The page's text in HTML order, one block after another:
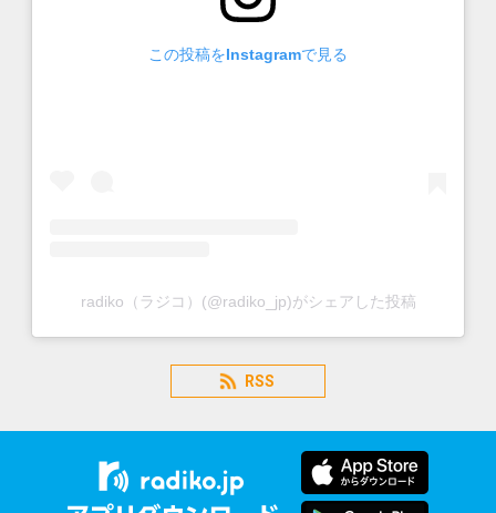
この投稿をInstagramで見る
radiko（ラジコ）(@radiko_jp)がシェアした投稿
RSS